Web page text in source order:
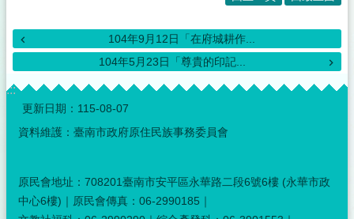
104年9月12日「在府城耕作...
104年5月23日「尊貴的印記...
:::
更新日期： 115-08-07
資料維護：臺南市政府原住民族事務委員會
原民會地址：708201臺南市安平區永華路二段6號6樓 (永華市政
中心6樓)｜原民會傳真：06-2990185｜